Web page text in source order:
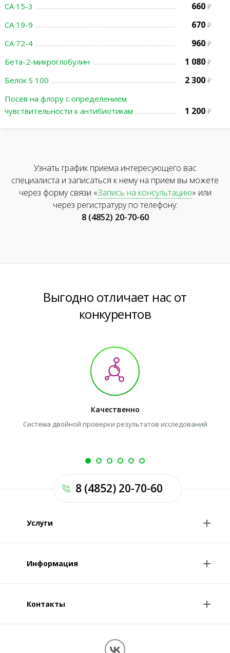
СА 15-3 660
СА 19-9 670
СА 72-4 960
Бета-2-микроглобулин 1 080
Белок S 100 2 300
Посев на флору с определением
чувствительности к антибиотикам
1 200
Узнать график приема интересующего вас
специалиста и записаться к нему на прием вы можете
через форму связи «Запись на консультацию» или
через регистратуру по телефону:
8 (4852) 20-70-60
Выгодно отличает нас от
конкурентов
Качественно
Система двойной проверки результатов исследований
Услуги
Консультации врачей
Информация
О клинике
Контакты
8 (4852) 20-70-60